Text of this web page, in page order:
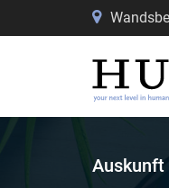
Auskunft